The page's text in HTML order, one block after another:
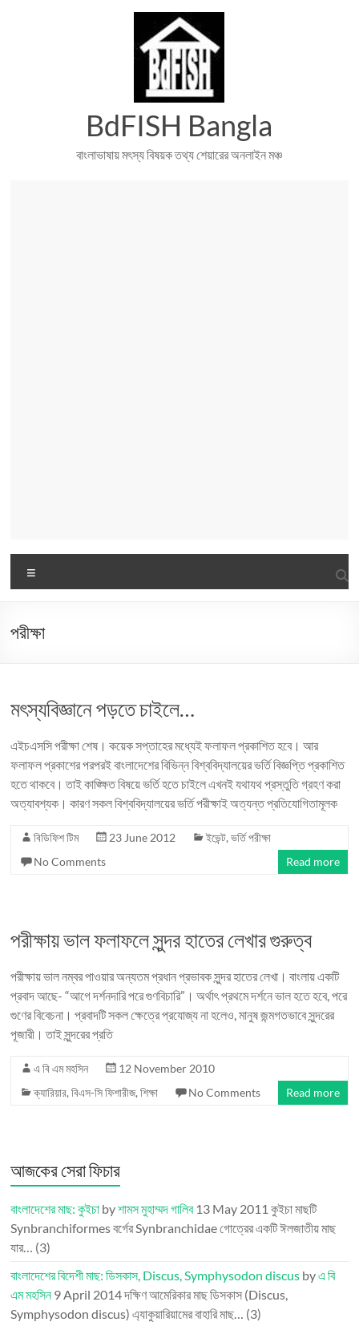
BdFISH Bangla
বাংলাভাষায় মৎস্য বিষয়ক তথ্য শেয়ারের অনলাইন মঞ্চ
পরীক্ষা
মৎস্যবিজ্ঞানে পড়তে চাইলে…
এইচএসসি পরীক্ষা শেষ। কয়েক সপ্তাহের মধ্যেই ফলাফল প্রকাশিত হবে। আর
ফলাফল প্রকাশের পরপরই বাংলাদেশের বিভিন্ন বিশ্ববিদ্যালয়ের ভর্তি বিজ্ঞপ্তি প্রকাশিত
হতে থাকবে। তাই কাঙ্ক্ষিত বিষয়ে ভর্তি হতে চাইলে এখনই যথাযথ প্রস্তুতি গ্রহণ করা
অত্যাবশ্যক। কারণ সকল বিশ্ববিদ্যালয়ের ভর্তি পরীক্ষাই অত্যন্ত প্রতিযোগিতামূলক
বিডিফিশ টিম 23 June 2012 ইভেন্ট,ভর্তি পরীক্ষা
No Comments
Read more
পরীক্ষায় ভাল ফলাফলে সুন্দর হাতের লেখার গুরুত্ব
পরীক্ষায় ভাল নম্বর পাওয়ার অন্যতম প্রধান প্রভাবক সুন্দর হাতের লেখা। বাংলায় একটি
প্রবাদ আছে- “আগে দর্শনদারি পরে গুণবিচারি”। অর্থাৎ প্রথমে দর্শনে ভাল হতে হবে, পরে
গুণের বিবেচনা। প্রবাদটি সকল ক্ষেত্রে প্রযোজ্য না হলেও, মানুষ জন্মগতভাবে সুন্দরের
পূজারী। তাই সুন্দরের প্রতি
এ বি এম মহসিন
12 November 2010
ক্যারিয়ার,বিএস-সি ফিশারীজ,শিক্ষা No Comments Read more
আজকের সেরা ফিচার
বাংলাদেশের মাছ: কুইচা byশামস মুহাম্মদ গালিব 13 May 2011 কুইচা মাছটি
Synbranchiformes বর্গের Synbranchidae গোত্রের একটি ঈলজাতীয় মাছ
যার… (3)
বাংলাদেশের বিদেশী মাছ: ডিসকাস, Discus, Symphysodon discus byএ বি
এম মহসিন9 April 2014দক্ষিণ আমেরিকার মাছ ডিসকাস (Discus,
Symphysodon discus) এ্যাকুয়ারিয়ামের বাহারি মাছ… (3)